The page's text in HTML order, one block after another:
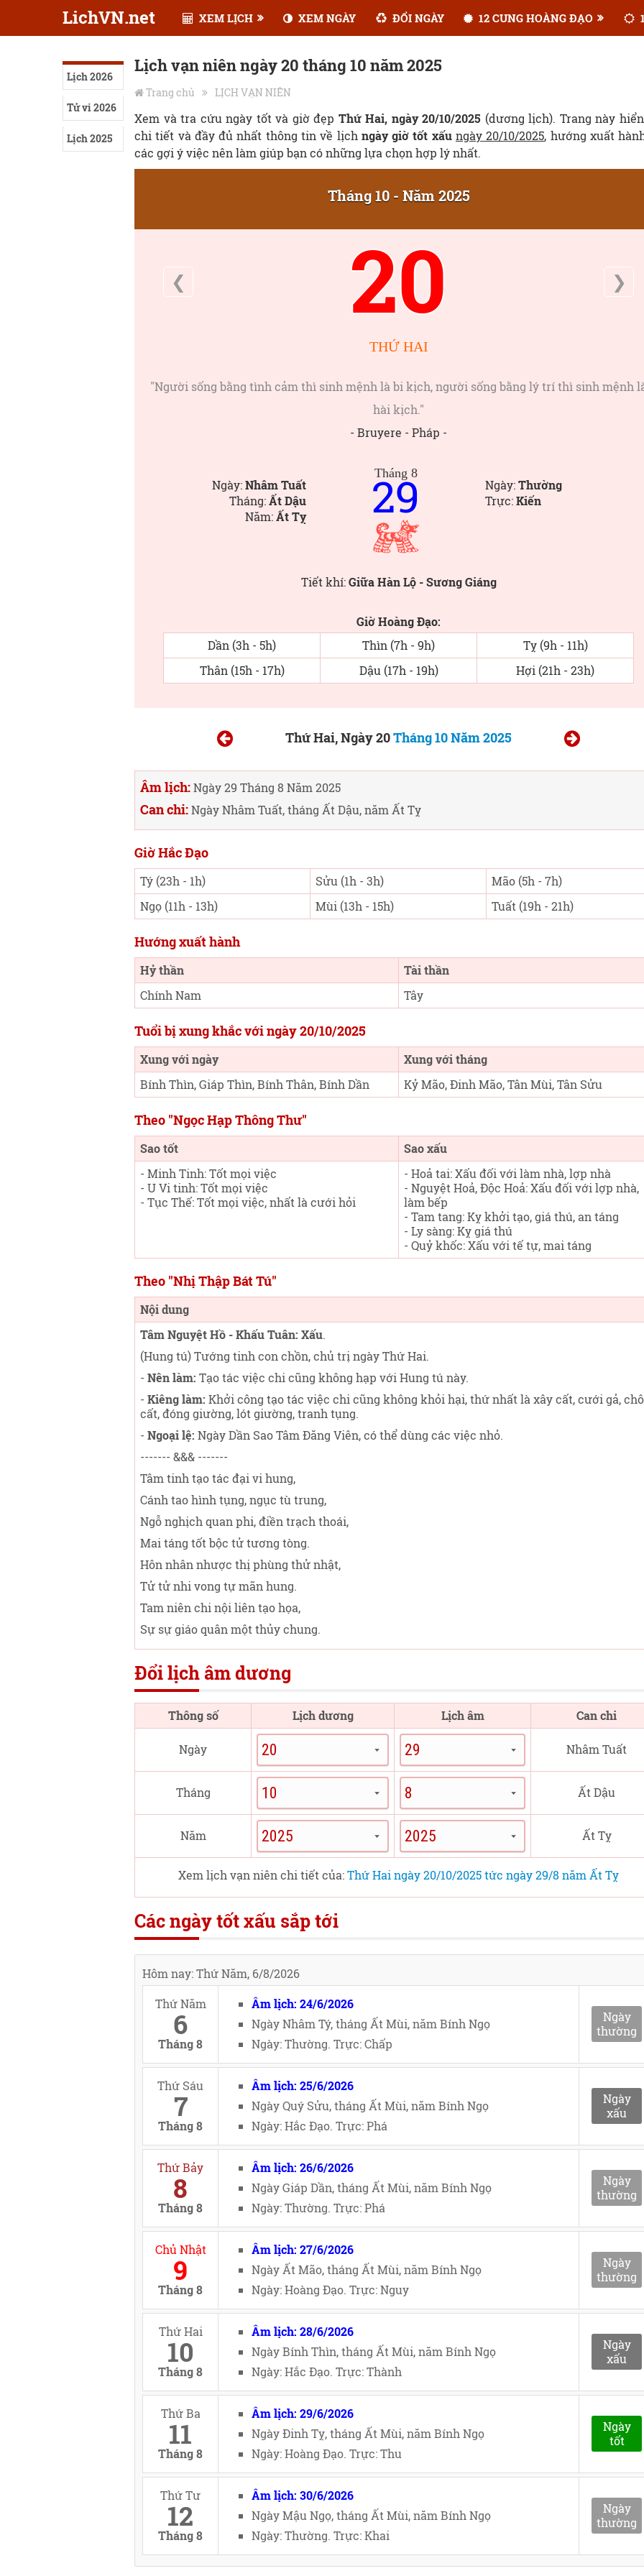
LichVN.net XEM LỊCH XEM NGÀY ĐỔI NGÀY 12 CUNG HOÀNG ĐẠO
Lịch 2026
Tử vi 2026
Lịch 2025
Lịch vạn niên ngày 20 tháng 10 năm 2025
Trang chủ LỊCH VẠN NIÊN
Xem và tra cứu ngày tốt và giờ đẹp Thứ Hai, ngày 20/10/2025 (dương lịch). Trang này
chi tiết và đầy đủ nhất thông tin về lịch ngày giờ tốt xấu ngày 20/10/2025, hướng xuất
các gợi ý việc nên làm giúp bạn có những lựa chọn hợp lý nhất.
Tháng 10 - Năm 2025
❮ 20 ❯
THỨ HAI
"Người sống bằng tình cảm thì sinh mệnh là bi kịch, người sống bằng lý trí thì sinh mệnh
hài kịch."
- Bruyere - Pháp -
Ngày:Nhâm Tuất
Tháng:Ất Dậu
Năm:Ất Tỵ
Tháng 8
29 Ngày:Thường
Trực:Kiến
Tiết khí:Giữa Hàn Lộ - Sương Giáng
Giờ Hoàng Đạo:
Dần (3h - 5h)
Thìn (7h - 9h)
Tỵ (9h - 11h)
Thân (15h - 17h)
Dậu (17h - 19h) Hợi (21h - 23h)
Thứ Hai, Ngày 20Tháng 10 Năm 2025
Âm lịch:Ngày 29 Tháng 8 Năm 2025
Can chi:Ngày Nhâm Tuất, tháng Ất Dậu, năm Ất Tỵ
Giờ Hắc Đạo
Tý (23h - 1h) Sửu (1h - 3h)
Mão (5h - 7h)
Ngọ (11h - 13h)
Mùi (13h - 15h) Tuất (19h - 21h)
Hướng xuất hành
Hỷ thần
Tài thần
Chính Nam
Tây
Tuổi bị xung khắc với ngày 20/10/2025
Xung với ngày
Xung với tháng
Bính Thìn, Giáp Thìn, Bính Thân, Bính Dần
Kỷ Mão, Đinh Mão, Tân Mùi, Tân Sửu
Theo "Ngọc Hạp Thông Thư"
Sao tốt
Sao xấu
- Minh Tinh: Tốt mọi việc
- U Vi tinh: Tốt mọi việc
- Tục Thế: Tốt mọi việc, nhất là cưới hỏi
- Hoả tai: Xấu đối với làm nhà, lợp nhà
- Nguyệt Hoả, Độc Hoả: Xấu đối với lợp nhà,
làm bếp
- Tam tang: Kỵ khởi tạo, giá thú, an táng
- Ly sàng: Kỵ giá thú
- Quỷ khốc: Xấu với tế tự, mai táng
Theo "Nhị Thập Bát Tú"
Nội dung
Tâm Nguyệt Hồ - Khấu Tuân: Xấu.
(Hung tú) Tướng tinh con chồn, chủ trị ngày Thứ Hai.
- Nên làm: Tạo tác việc chi cũng không hạp với Hung tú này.
- Kiêng làm: Khởi công tạo tác việc chi cũng không khỏi hại, thứ nhất là xây cất, cưới gả,
cất, đóng giường, lót giường, tranh tụng.
- Ngoại lệ: Ngày Dần Sao Tâm Đăng Viên, có thể dùng các việc nhỏ.
------- &&& -------
Tâm tinh tạo tác đại vi hung,
Cánh tao hình tụng, ngục tù trung,
Ngỗ nghịch quan phi, điền trạch thoái,
Mai táng tốt bộc tử tương tòng.
Hôn nhân nhược thị phùng thử nhật,
Tử tử nhi vong tự mãn hung.
Tam niên chi nội liên tạo họa,
Sự sự giáo quân một thủy chung.
Đổi lịch âm dương
Thông số Lịch dương Lịch âm Can chi
Ngày Nhâm Tuất
Tháng Ất Dậu
Năm Ất Tỵ
Xem lịch vạn niên chi tiết của:Thứ Hai ngày 20/10/2025 tức ngày 29/8 năm Ất Tỵ
Các ngày tốt xấu sắp tới
Hôm nay: Thứ Năm, 6/8/2026
Thứ Năm
6
Tháng 8
Âm lịch: 24/6/2026
Ngày Nhâm Tý, tháng Ất Mùi, năm Bính Ngọ
Ngày: Thường. Trực: Chấp
Ngày
thường
Thứ Sáu
7
Tháng 8
Âm lịch: 25/6/2026
Ngày Quý Sửu, tháng Ất Mùi, năm Bính Ngọ
Ngày: Hắc Đạo. Trực: Phá
Ngày
xấu
Thứ Bảy
8
Tháng 8
Âm lịch: 26/6/2026
Ngày Giáp Dần, tháng Ất Mùi, năm Bính Ngọ
Ngày: Thường. Trực: Phá
Ngày
thường
Chủ Nhật
9
Tháng 8
Âm lịch: 27/6/2026
Ngày Ất Mão, tháng Ất Mùi, năm Bính Ngọ
Ngày: Hoàng Đạo. Trực: Nguy
Ngày
thường
Thứ Hai
10
Tháng 8
Âm lịch: 28/6/2026
Ngày Bính Thìn, tháng Ất Mùi, năm Bính Ngọ
Ngày: Hắc Đạo. Trực: Thành
Ngày
xấu
Thứ Ba
11
Tháng 8
Âm lịch: 29/6/2026
Ngày Đinh Tỵ, tháng Ất Mùi, năm Bính Ngọ
Ngày: Hoàng Đạo. Trực: Thu
Ngày
tốt
Thứ Tư
12
Tháng 8
Âm lịch: 30/6/2026
Ngày Mậu Ngọ, tháng Ất Mùi, năm Bính Ngọ
Ngày: Thường. Trực: Khai
Ngày
thường